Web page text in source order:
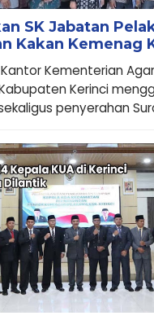
SK Jabatan
Kakan Kemenag
Kantor Kementerian
Kerinci
penyerahan